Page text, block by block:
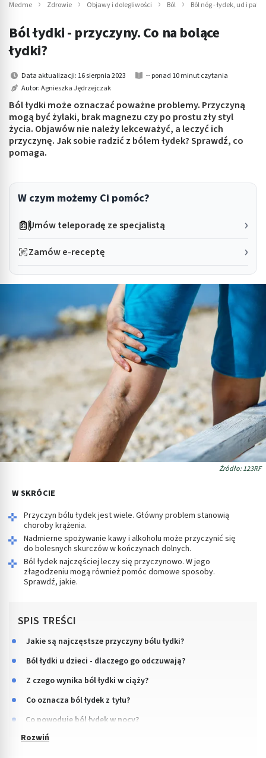
Medme Zdrowie Objawy i dolegliwości Ból Ból nóg - łydek, ud i
Ból łydki - przyczyny. Co na bolące
łydki?
Data aktualizacji: 16 sierpnia 2023
~ ponad 10 minut czytania
Autor:Agnieszka Jędrzejczak
Ból łydki może oznaczać poważne problemy. Przyczyną
mogą być żylaki, brak magnezu czy po prostu zły styl
życia. Objawów nie należy lekceważyć, a leczyć ich
przyczynę. Jak sobie radzić z bólem łydek? Sprawdź, co
pomaga.
W czym możemy Ci pomóc?
Umów teleporadę ze specjalistą
Zamów e-receptę
Źródło: 123RF
W SKRÓCIE
Przyczyn bólu łydek jest wiele. Główny problem stanowią
choroby krążenia.
Nadmierne spożywanie kawy i alkoholu może przyczynić się
do bolesnych skurczów w kończynach dolnych.
Ból łydek najczęściej leczy się przyczynowo. W jego
złagodzeniu mogą również pomóc domowe sposoby.
Sprawdź, jakie.
SPIS TREŚCI
Jakie są najczęstsze przyczyny bólu łydki?
Ból łydki u dzieci - dlaczego go odczuwają?
Z czego wynika ból łydki w ciąży?
Co oznacza ból łydek z tyłu?
Co powoduje ból łydek w nocy?